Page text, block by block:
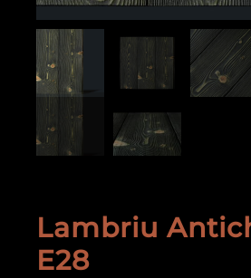
Lambriu
E28